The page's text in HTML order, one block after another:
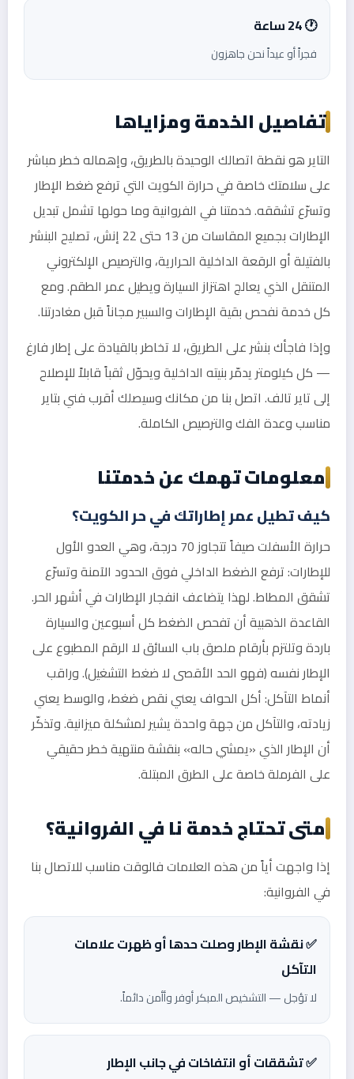
🕐 24 ساعة
فجراً أو عيداً نحن جاهزون
تفاصيل الخدمة ومزاياها
التاير هو نقطة اتصالك الوحيدة بالطريق، وإهماله خطر مباشر
على سلامتك خاصة في حرارة الكويت التي ترفع ضغط الإطار
وتسرّع تشققه. خدمتنا في الفروانية وما حولها تشمل تبديل
الإطارات بجميع المقاسات من 13 حتى 22 إنش، تصليح البنشر
بالفتيلة أو الرقعة الداخلية الحرارية، والترصيص الإلكتروني
المتنقل الذي يعالج اهتزاز السيارة ويطيل عمر الطقم. ومع
كل خدمة نفحص بقية الإطارات والسبير مجاناً قبل مغادرتنا.
وإذا فاجأك بنشر على الطريق، لا تخاطر بالقيادة على إطار فارغ
— كل كيلومتر يدمّر بنيته الداخلية ويحوّل ثقباً قابلاً للإصلاح
إلى تاير تالف. اتصل بنا من مكانك وسيصلك أقرب فني بتاير
مناسب وعدة الفك والترصيص الكاملة.
معلومات تهمك عن خدمتنا
كيف تطيل عمر إطاراتك في حر الكويت؟
حرارة الأسفلت صيفاً تتجاوز 70 درجة، وهي العدو الأول
للإطارات: ترفع الضغط الداخلي فوق الحدود الآمنة وتسرّع
تشقق المطاط. لهذا يتضاعف انفجار الإطارات في أشهر الحر.
القاعدة الذهبية أن تفحص الضغط كل أسبوعين والسيارة
باردة وتلتزم بأرقام ملصق باب السائق لا الرقم المطبوع على
الإطار نفسه (فهو الحد الأقصى لا ضغط التشغيل). وراقب
أنماط التآكل: أكل الحواف يعني نقص ضغط، والوسط يعني
زيادته، والتآكل من جهة واحدة يشير لمشكلة ميزانية. وتذكّر
أن الإطار الذي «يمشي حاله» بنقشة منتهية خطر حقيقي
على الفرملة خاصة على الطرق المبتلة.
متى تحتاج خدمة نا في الفروانية؟
إذا واجهت أياً من هذه العلامات فالوقت مناسب للاتصال بنا
في الفروانية:
✅ نقشة الإطار وصلت حدها أو ظهرت علامات
التآكل
لا تؤجل — التشخيص المبكر أوفر وأأمن دائماً.
✅ تشققات أو انتفاخات في جانب الإطار